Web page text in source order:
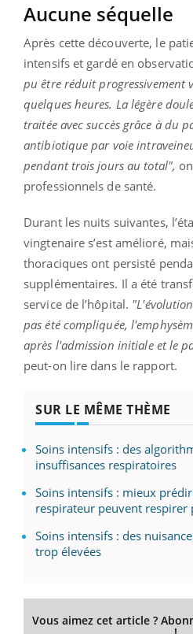
Aucune séquelle
Après cette découverte, le
intensifs et gardé en
pu être réduit progressivement
quelques heures. La légère
traitée avec succès grâce à du
antibiotique par voie
pendant trois jours au total",
professionnels de santé.
Durant les nuits suivantes,
vingtenaire s’est amélioré,
thoraciques ont persisté
supplémentaires. Il a été
service de l’hôpital.
pas été compliquée,
après l'admission initiale et le
peut-on lire dans le rapport.
SUR LE MÊME THÈME
Soins intensifs : des
insuffisances respiratoires
Soins intensifs : mieux
respirateur peuvent respirer
Soins intensifs : des
trop élevées
Vous aimez cet article ?